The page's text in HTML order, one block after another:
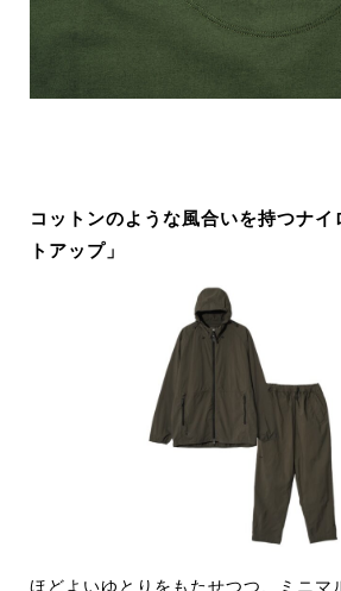
コットンのような風合いを持つナイ
トアップ」
ほどよいゆとりをもたせつつ、ミニマ